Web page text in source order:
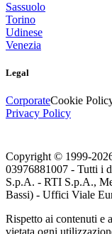
Sassuolo
Torino
Udinese
Venezia
Legal
CorporateCookie
Privacy Policy
Copyright © 1999-
03976881007 - Tutti i
S.p.A. - RTI S.p.A.,
Bassi) - Uffici Viale
Rispetto ai contenuti e